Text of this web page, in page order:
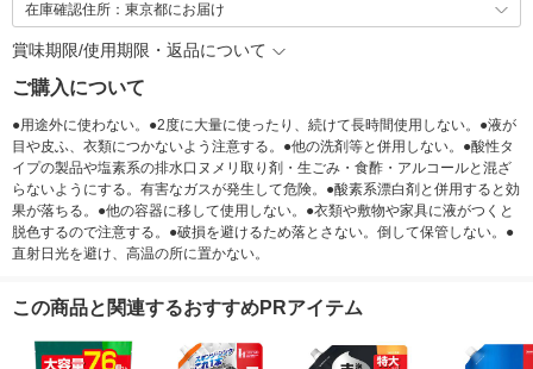
在庫確認住所：東京都にお届け
賞味期限/使用期限・返品について
ご購入について
●用途外に使わない。●2度に大量に使ったり、続けて長時間使用しない。●液が
目や皮ふ、衣類につかないよう注意する。●他の洗剤等と併用しない。●酸性タ
イプの製品や塩素系の排水口ヌメリ取り剤・生ごみ・食酢・アルコールと混ざ
らないようにする。有害なガスが発生して危険。●酸素系漂白剤と併用すると効
果が落ちる。●他の容器に移して使用しない。●衣類や敷物や家具に液がつくと
脱色するので注意する。●破損を避けるため落とさない。倒して保管しない。●
直射日光を避け、高温の所に置かない。
この商品と関連するおすすめPRアイテム